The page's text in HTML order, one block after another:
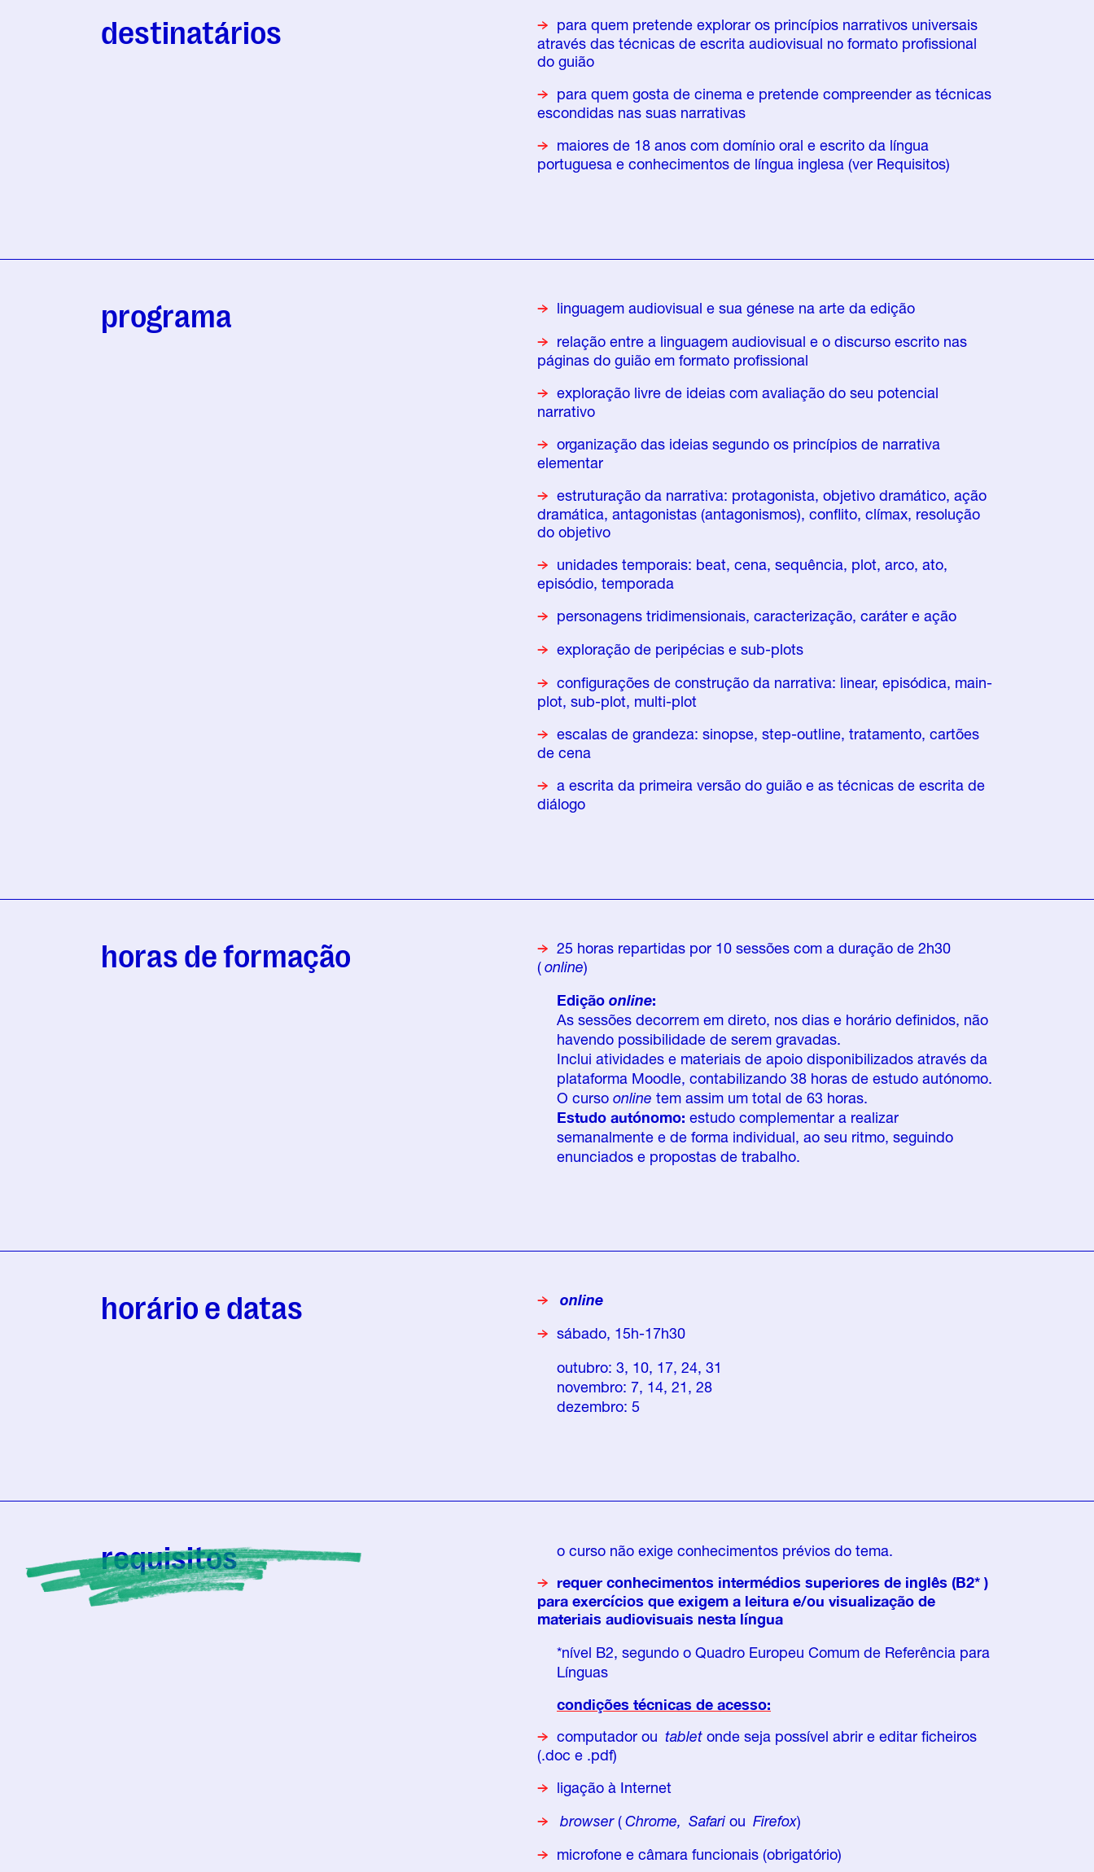
destinatários
para quem pretende explorar os princípios narrativos universais
através das técnicas de escrita audiovisual no formato profissional
do guião
para quem gosta de cinema e pretende compreender as técnicas
escondidas nas suas narrativas
maiores de 18 anos com domínio oral e escrito da língua
portuguesa e conhecimentos de língua inglesa (ver Requisitos)
programa linguagem audiovisual e sua génese na arte da edição
relação entre a linguagem audiovisual e o discurso escrito nas
páginas do guião em formato profissional
exploração livre de ideias com avaliação do seu potencial
narrativo
organização das ideias segundo os princípios de narrativa
elementar
estruturação da narrativa: protagonista, objetivo dramático, ação
dramática, antagonistas (antagonismos), conflito, clímax, resolução
do objetivo
unidades temporais: beat, cena, sequência, plot, arco, ato,
episódio, temporada
personagens tridimensionais, caracterização, caráter e ação
exploração de peripécias e sub-plots
configurações de construção da narrativa: linear, episódica, main-
plot, sub-plot, multi-plot
escalas de grandeza: sinopse, step-outline, tratamento, cartões
de cena
a escrita da primeira versão do guião e as técnicas de escrita de
diálogo
horas de formação
25 horas repartidas por 10 sessões com a duração de 2h30
(online)
Edição online:
As sessões decorrem em direto, nos dias e horário definidos, não
havendo possibilidade de serem gravadas.
Inclui atividades e materiais de apoio disponibilizados através da
plataforma Moodle, contabilizando 38 horas de estudo autónomo.
O curso online tem assim um total de 63 horas.
Estudo autónomo: estudo complementar a realizar
semanalmente e de forma individual, ao seu ritmo, seguindo
enunciados e propostas de trabalho.
horário e datas
online
sábado, 15h-17h30
outubro: 3, 10, 17, 24, 31
novembro: 7, 14, 21, 28
dezembro: 5
requisitos
o curso não exige conhecimentos prévios do tema.
requer conhecimentos intermédios superiores de inglês (B2* )
para exercícios que exigem a leitura e/ou visualização de
materiais audiovisuais nesta língua
*nível B2, segundo o Quadro Europeu Comum de Referência para
Línguas
condições técnicas de acesso:
computador ou tabletonde seja possível abrir e editar ficheiros
(.doc e .pdf)
ligação à Internet
browser(Chrome, Safariou Firefox)
microfone e câmara funcionais (obrigatório)